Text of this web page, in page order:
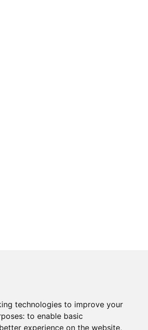
technologies to improve your
to enable basic
experience on the website,